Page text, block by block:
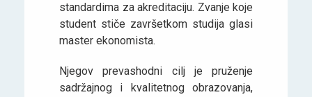
standardima za akreditaciju. Zvanje koje
student stiče završetkom studija glasi
master ekonomista.
Njegov prevashodni cilj je pruženje
sadržajnog i kvalitetnog obrazovanja,